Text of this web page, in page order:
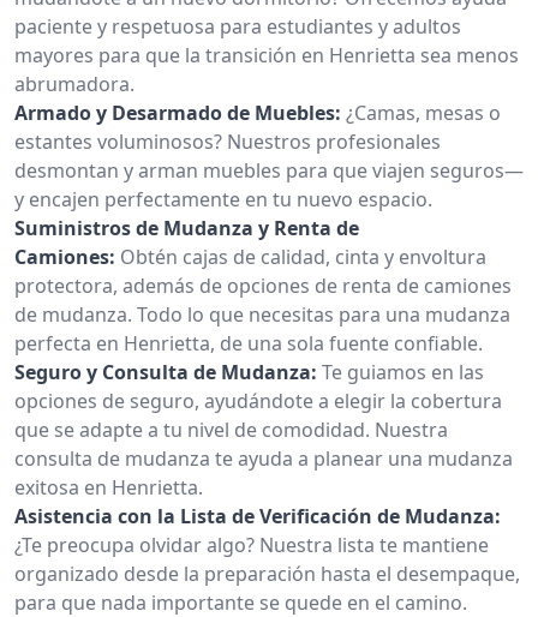
paciente y respetuosa para estudiantes y adultos
mayores para que la transición en Henrietta sea menos
abrumadora.
Armado y Desarmado de Muebles: ¿Camas, mesas o
estantes voluminosos? Nuestros profesionales
desmontan y arman muebles para que viajen seguros—
y encajen perfectamente en tu nuevo espacio.
Suministros de Mudanza y Renta de
Camiones: Obtén cajas de calidad, cinta y envoltura
protectora, además de opciones de renta de camiones
de mudanza. Todo lo que necesitas para una mudanza
perfecta en Henrietta, de una sola fuente confiable.
Seguro y Consulta de Mudanza: Te guiamos en las
opciones de seguro, ayudándote a elegir la cobertura
que se adapte a tu nivel de comodidad. Nuestra
consulta de mudanza te ayuda a planear una mudanza
exitosa en Henrietta.
Asistencia con la Lista de Verificación de Mudanza:
¿Te preocupa olvidar algo? Nuestra lista te mantiene
organizado desde la preparación hasta el desempaque,
para que nada importante se quede en el camino.